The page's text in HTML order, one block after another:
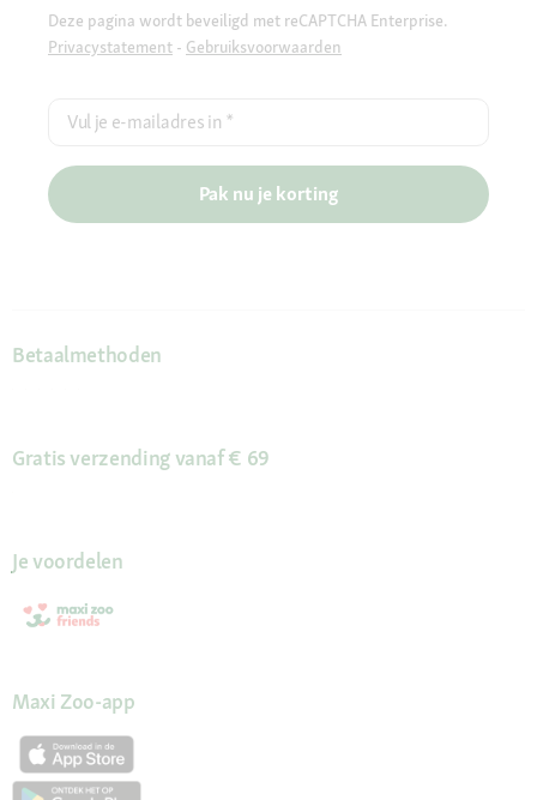
Deze pagina wordt beveiligd met reCAPTCHA Enterprise.
Privacystatement - Gebruiksvoorwaarden
Vul je e-mailadres in *
Pak nu je korting
Betaalmethoden
Gratis verzending vanaf € 69
Je voordelen
Maxi Zoo-app